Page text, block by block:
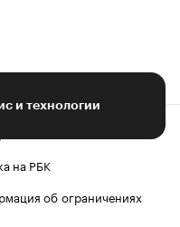
и технологии
на РБК
об ограничениях